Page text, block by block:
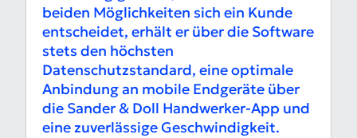
beiden Möglichkeiten sich ein Kunde
entscheidet, erhält er über die Software
stets den höchsten
Datenschutzstandard, eine optimale
Anbindung an mobile Endgeräte über
die Sander & Doll Handwerker-App und
eine zuverlässige Geschwindigkeit.